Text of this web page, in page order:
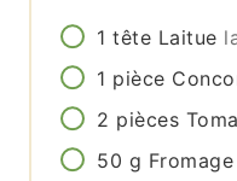
1 tête Laitue
1 pièce
2 pièces
50 g